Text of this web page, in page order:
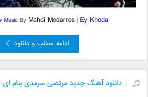
MusicBy Mehdi Modarres | Ey Khoda
ادامه مطلب و دانلود
دانلود آهنگ جدید مرتضی سرمدی بنام ای